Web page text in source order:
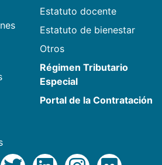
Estatuto docente
Estatuto de bienestar
Otros
Régimen Tributario
Especial
Portal de la Contratación